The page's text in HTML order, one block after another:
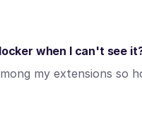
when I can't see
my extensions so